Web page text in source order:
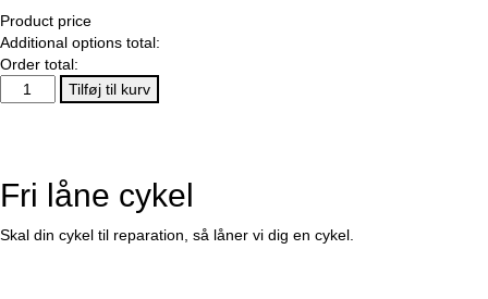
Product price
Additional options total:
Order total:
RETRO
FORLYGTE
Tilføj til kurv
Fri låne cykel
Skal din cykel til reparation, så låner vi dig en cykel.